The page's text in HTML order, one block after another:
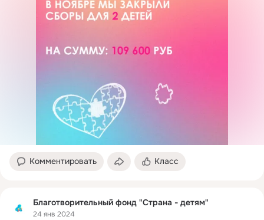
Комментировать Класс
Благотворительный фонд "Страна - детям"
24 янв 2024